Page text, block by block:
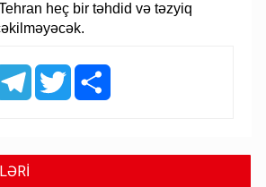
heç bir təhdid və təzyiq
TelegramTwitter